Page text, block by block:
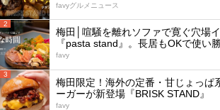
favyグルメニュース
2
梅田│喧騒を離れソファで寛ぐ穴場
『pasta stand』。長居もOKで使い
favy
3
梅田限定！海外の定番・甘じょっぱ
ーガーが新登場『BRISK STAND』
favy